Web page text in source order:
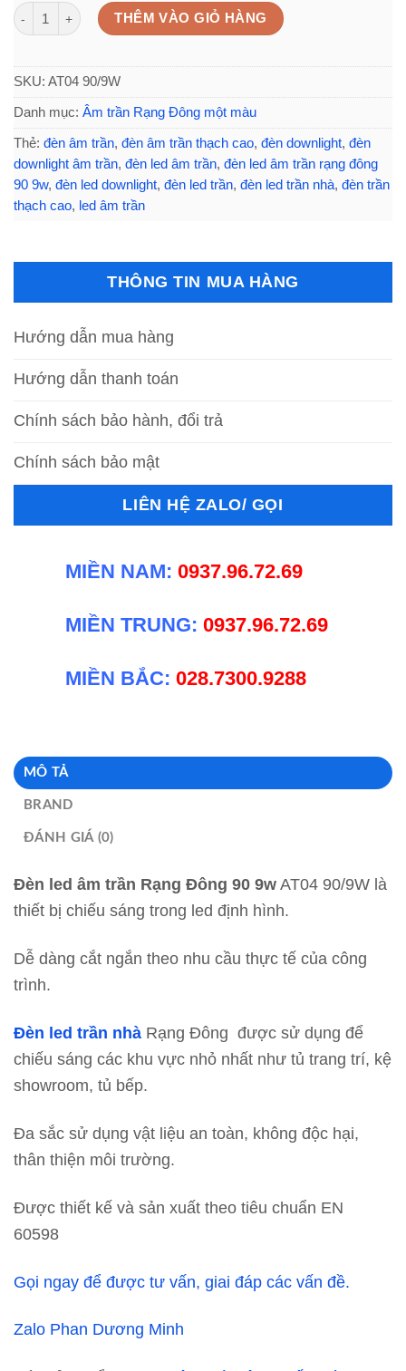
Đèn led âm trần Rạng Đông 90 9w AT04 90/9W ánh sáng trắng số
THÊM VÀO GIỎ HÀNG
SKU: AT04 90/9W
Danh mục: Âm trần Rạng Đông một màu
Thẻ: đèn âm trần, đèn âm trần thạch cao, đèn downlight, đèn
downlight âm trần, đèn led âm trần, đèn led âm trần rạng đông
90 9w, đèn led downlight, đèn led trần, đèn led trần nhà, đèn trần
thạch cao, led âm trần
THÔNG TIN MUA HÀNG
Hướng dẫn mua hàng
Hướng dẫn thanh toán
Chính sách bảo hành, đổi trả
Chính sách bảo mật
LIÊN HỆ ZALO/ GỌI
MIỀN NAM: 0937.96.72.69
MIỀN TRUNG: 0937.96.72.69
MIỀN BẮC: 028.7300.9288
MÔ TẢ
BRAND
ĐÁNH GIÁ (0)
Đèn led âm trần Rạng Đông 90 9wAT04 90/9W là
thiết bị chiếu sáng trong led định hình.
Dễ dàng cắt ngắn theo nhu cầu thực tế của công
trình.
Đèn led trần nhà Rạng Đông được sử dụng để
chiếu sáng các khu vực nhỏ nhất như tủ trang trí, kệ
showroom, tủ bếp.
Đa sắc sử dụng vật liệu an toàn, không độc hại,
thân thiện môi trường.
Được thiết kế và sản xuất theo tiêu chuẩn EN
60598
Gọi ngay để được tư vấn, giai đáp các vấn đề.
Zalo Phan Dương Minh